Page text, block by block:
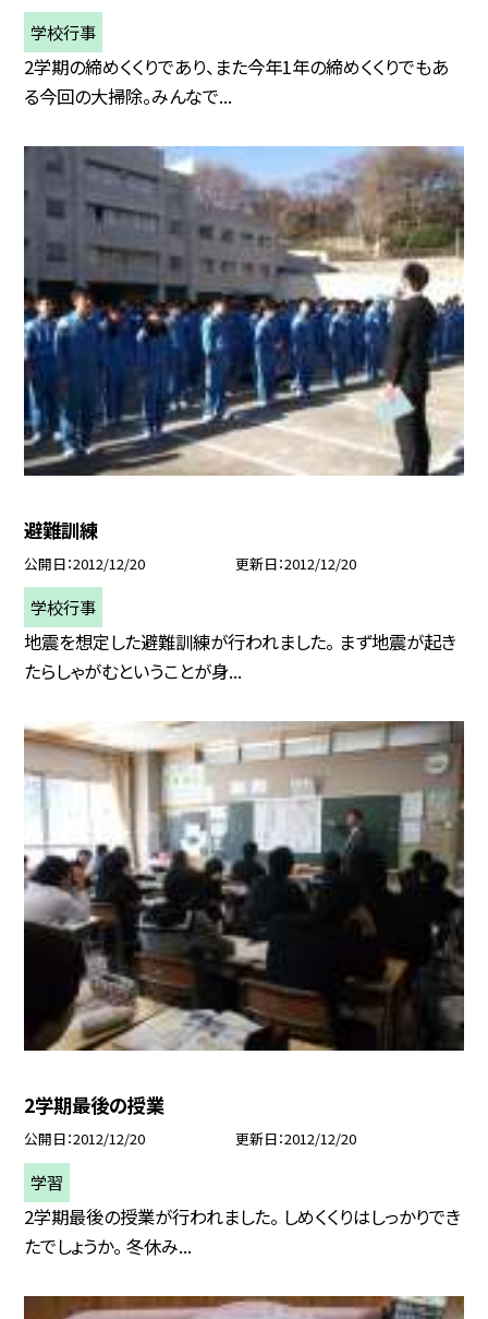
学校行事
2学期の締めくくりであり、また今年1年の締めくくりでもあ
る今回の大掃除。みんなで...
避難訓練
公開日 2012/12/20 更新日 2012/12/20
学校行事
地震を想定した避難訓練が行われました。 まず地震が起き
たらしゃがむということが身...
2学期最後の授業
公開日 2012/12/20 更新日 2012/12/20
学習
2学期最後の授業が行われました。 しめくくりはしっかりでき
たでしょうか。 冬休み...